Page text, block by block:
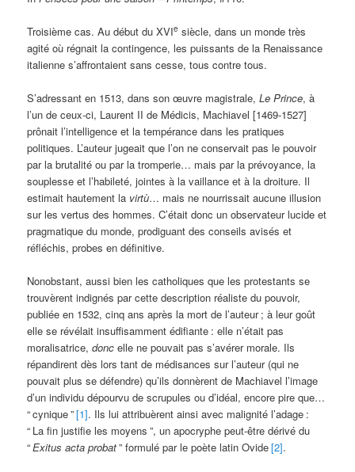
Troisième cas. Au début du XVIe siècle, dans un monde très
agité où régnait la contingence, les puissants de la Renaissance
italienne s’affrontaient sans cesse, tous contre tous.
S’adressant en 1513, dans son œuvre magistrale,Le Prince, à
l’un de ceux-ci, Laurent II de Médicis, Machiavel [1469-1527]
prônait l’intelligence et la tempérance dans les pratiques
politiques. L’auteur jugeait que l’on ne conservait pas le pouvoir
par la brutalité ou par la tromperie… mais par la prévoyance, la
souplesse et l’habileté, jointes à la vaillance et à la droiture. Il
estimait hautement la virtù… mais ne nourrissait aucune illusion
sur les vertus des hommes. C’était donc un observateur lucide et
pragmatique du monde, prodiguant des conseils avisés et
réfléchis, probes en définitive.
Nonobstant, aussi bien les catholiques que les protestants se
trouvèrent indignés par cette description réaliste du pouvoir,
publiée en 1532, cinq ans après la mort de l’auteur ; à leur goût
elle se révélait insuffisamment édifiante : elle n’était pas
moralisatrice,donc elle ne pouvait pas s’avérer morale. Ils
répandirent dès lors tant de médisances sur l’auteur (qui ne
pouvait plus se défendre) qu’ils donnèrent de Machiavel l’image
d’un individu dépourvu de scrupules ou d’idéal, encore pire que…
“cynique”[1]. Ils lui attribuèrent ainsi avec malignité l’adage :
“ La fin justifie les moyens ”, un apocryphe peut-être dérivé du
“Exitus acta probat” formulé par le poète latin Ovide[2].